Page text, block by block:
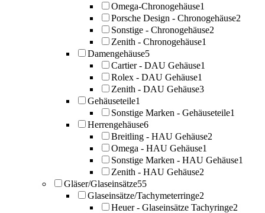
Omega-Chronogehäuse1
Porsche Design - Chronogehäuse2
Sonstige - Chronogehäuse2
Zenith - Chronogehäuse1
Damengehäuse5
Cartier - DAU Gehäuse1
Rolex - DAU Gehäuse1
Zenith - DAU Gehäuse3
Gehäuseteile1
Sonstige Marken - Gehäuseteile1
Herrengehäuse6
Breitling - HAU Gehäuse2
Omega - HAU Gehäuse1
Sonstige Marken - HAU Gehäuse1
Zenith - HAU Gehäuse2
Gläser/Glaseinsätze55
Glaseinsätze/Tachymeterringe2
Heuer - Glaseinsätze Tachyringe2